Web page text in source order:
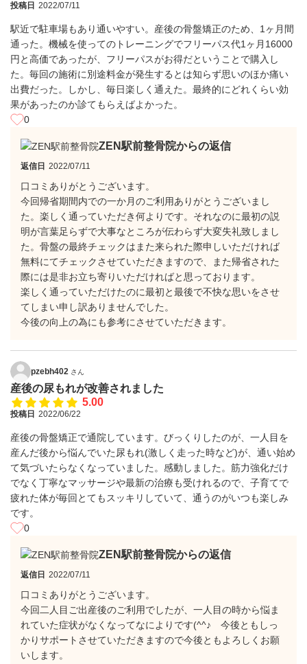
投稿日 2022/07/11
駅近で駐車場もあり通いやすい。産後の骨盤矯正のため、1ヶ月間
通った。機械を使ってのトレーニングでフリーパス代1ヶ月16000
円と高価であったが、フリーパスがお得だということで購入し
た。毎回の施術に別途料金が発生するとは知らず思いのほか痛い
出費だった。しかし、毎日楽しく通えた。最終的にどれくらい効
果があったのか診てもらえばよかった。
0
ZEN駅前整骨院からの返信
返信日 2022/07/11
口コミありがとうございます。
今回帰省期間内での一か月のご利用ありがとうございまし
た。楽しく通っていただき何よりです。それなのに最初の説
明が言葉足らずで大事なところが伝わらず大変失礼致しまし
た。骨盤の最終チェックはまた来られた際申しいただければ
無料にてチェックさせていただきますので、また帰省された
際には是非お立ち寄りいただければと思っております。
楽しく通っていただけたのに最初と最後で不快な思いをさせ
てしまい申し訳ありませんでした。
今後の向上の為にも参考にさせていただきます。
pzebh402 さん
産後の尿もれが改善されました
5.00
投稿日 2022/06/22
産後の骨盤矯正で通院しています。びっくりしたのが、一人目を
産んだ後から悩んでいた尿もれ(激しく走った時など)が、通い始め
て気づいたらなくなっていました。感動しました。筋力強化だけ
でなく丁寧なマッサージや最新の治療も受けれるので、子育てで
疲れた体が毎回とてもスッキリしていて、通うのがいつも楽しみ
です。
0
ZEN駅前整骨院からの返信
返信日 2022/07/11
口コミありがとうございます。
今回二人目ご出産後のご利用でしたが、一人目の時から悩ま
れていた症状がなくなってなによりです(^^♪ 今後ともしっ
かりサポートさせていただきますので今後ともよろしくお願
いします。